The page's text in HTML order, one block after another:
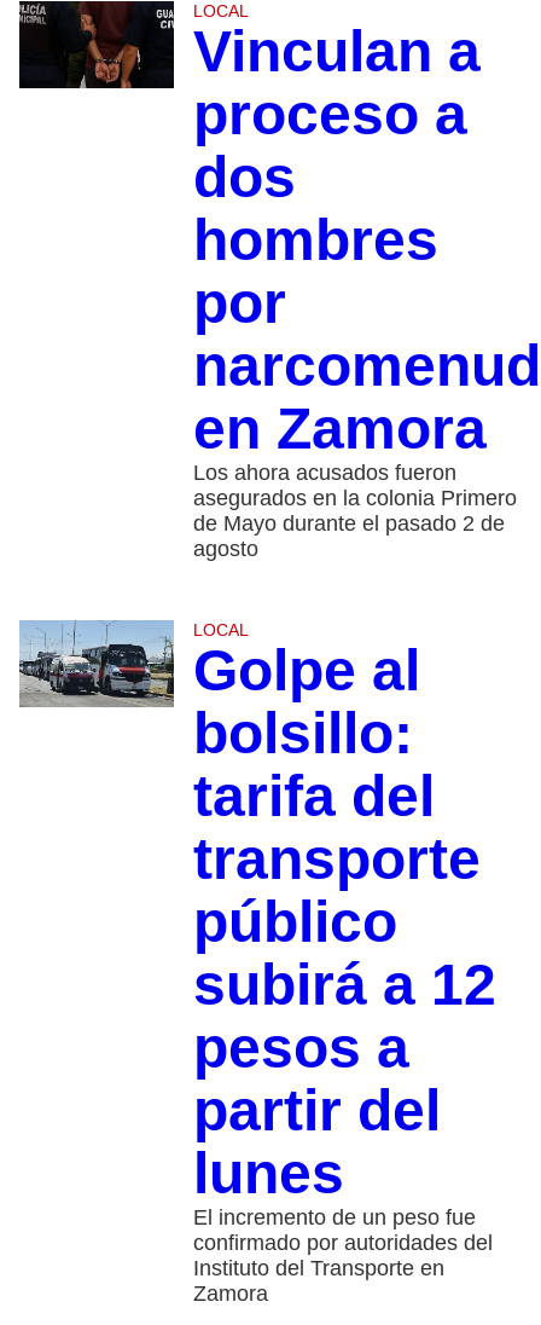
LOCAL
Vinculan a
proceso a
dos
hombres
por
en Zamora
Los ahora acusados fueron
asegurados en la colonia Primero
de Mayo durante el pasado 2 de
agosto
LOCAL
Golpe al
bolsillo:
tarifa del
transporte
público
subirá a 12
pesos a
partir del
lunes
El incremento de un peso fue
confirmado por autoridades del
Instituto del Transporte en
Zamora